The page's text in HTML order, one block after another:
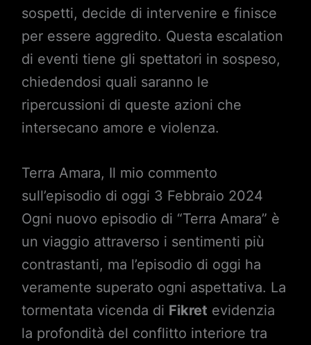
sospetti, decide di intervenire e finisce
per essere aggredito. Questa escalation
di eventi tiene gli spettatori in sospeso,
chiedendosi quali saranno le
ripercussioni di queste azioni che
intersecano amore e violenza.
Terra Amara, Il mio commento
sull’episodio di oggi 3 Febbraio 2024
Ogni nuovo episodio di “Terra Amara” è
un viaggio attraverso i sentimenti più
contrastanti, ma l’episodio di oggi ha
veramente superato ogni aspettativa. La
tormentata vicenda di Fikret evidenzia
la profondità del conflitto interiore tra